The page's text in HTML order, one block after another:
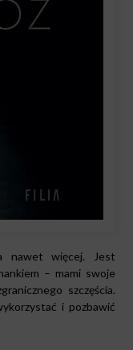
nawet więcej. Jest
– mami swoje
szczęścia.
i pozbawić